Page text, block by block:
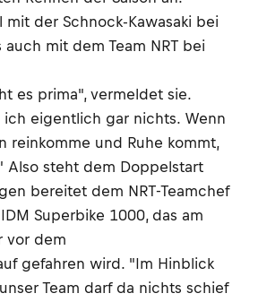
der Schnock-Kawasaki bei
mit dem Team NRT bei
es prima", vermeldet sie.
ich eigentlich gar nichts. Wenn
reinkomme und Ruhe kommt,
Also steht dem Doppelstart
bereitet dem NRT-Teamchef
Superbike 1000, das am
vor dem
gefahren wird. "Im Hinblick
Team darf da nichts schief